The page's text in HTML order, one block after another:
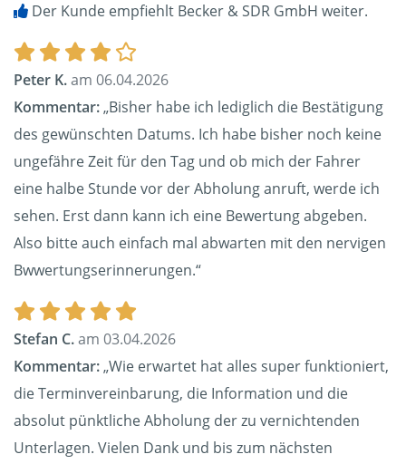
Der Kunde empfiehlt Becker & SDR GmbH weiter.
Peter K.am 06.04.2026
Kommentar:„Bisher habe ich lediglich die Bestätigung
des gewünschten Datums. Ich habe bisher noch keine
ungefähre Zeit für den Tag und ob mich der Fahrer
eine halbe Stunde vor der Abholung anruft, werde ich
sehen. Erst dann kann ich eine Bewertung abgeben.
Also bitte auch einfach mal abwarten mit den nervigen
Bwwertungserinnerungen.“
Stefan C.am 03.04.2026
Kommentar:„Wie erwartet hat alles super funktioniert,
die Terminvereinbarung, die Information und die
absolut pünktliche Abholung der zu vernichtenden
Unterlagen. Vielen Dank und bis zum nächsten